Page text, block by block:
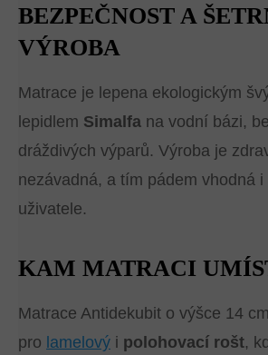
BEZPEČNOST A
VÝROBA
Matrace je lepena ekologickým
lepidlem Simalfa na vodní bázi,
dráždivých výparů. Výroba je
nezávadná, a tím pádem vhodná i
uživatele.
KAM MATRACI
Matrace Antidekubit o výšce 14
pro lamelový i polohovací rošt,